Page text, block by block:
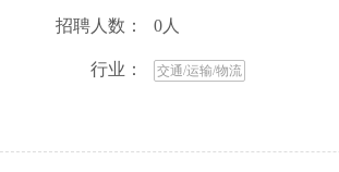
招聘人数： 0人
行业： 交通/运输/物流